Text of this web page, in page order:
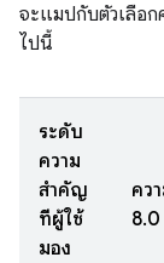
จะแมปกับตัวเลือก
ไปนี้
ระดับ
ความ
สำคัญ
ที่ผู้ใช้
มอง
คว